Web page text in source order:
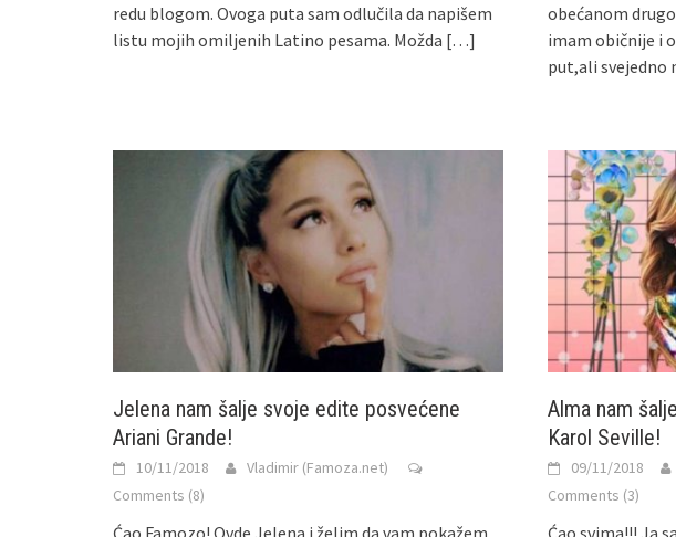
redu blogom. Ovoga puta sam odlučila da napišem
listu mojih omiljenih Latino pesama. Možda […]
obećanom
imam običnije i
put,ali svejedno
Jelena nam šalje svoje edite posvećene
Ariani Grande!
10/11/2018
Vladimir (Famoza.net)
Comments (8)
Ćao Famozo! Ovde Jelena i želim da vam pokažem
Alma nam
Karol Seville!
09/11/2018
Comments (3)
Ćao svima!!! Ja